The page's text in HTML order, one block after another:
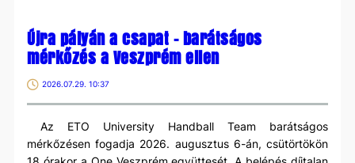
Újra pályán a csapat – barátságos
mérkőzés a Veszprém ellen
2026.07.29. 10:37
Az ETO University Handball Team barátságos
mérkőzésen fogadja 2026. augusztus 6-án, csütörtökön